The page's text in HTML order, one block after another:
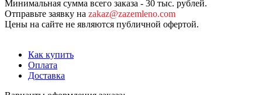
Минимальная сумма всего заказа - 30 тыс. рублей.
Отправьте заявку на zakaz@zazemleno.com
Цены на сайте не являются публичной офертой.
Как купить
Оплата
Доставка